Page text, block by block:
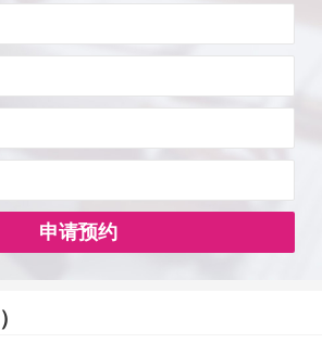
申请预约